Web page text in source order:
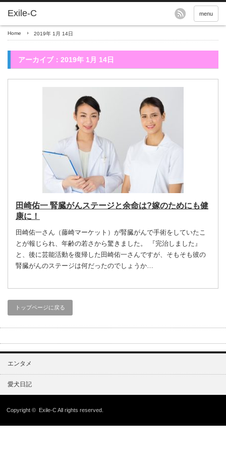
menu
Home 2019年 1月 14日
アーカイブ：2019年 1月 14日
田崎佑一 腎臓がんステージと余命は?嫁のためにも健
康に！
田崎佑一さん（藤崎マーケット）が腎臓がんで手術をしていたこ
とが報じられ、年齢の若さから驚きました。 『完治しました』
と、後に芸能活動を復帰した田崎佑一さんですが、そもそも彼の
腎臓がんのステージは何だったのでしょうか…
トップページに戻る
エンタメ
愛犬日記
Copyright © Exile-CAll rights reserved.